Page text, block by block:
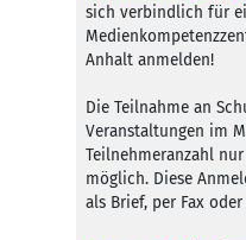
sich verbindlich für
Anhalt anmelden!
Die Teilnahme an
Veranstaltungen im
Teilnehmeranzahl
möglich. Diese
als Brief, per Fax